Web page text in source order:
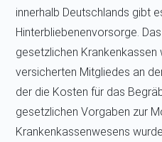
innerhalb Deutschlands gibt
Hinterbliebenenvorsorge.
gesetzlichen Krankenkassen
versicherten Mitgliedes an
der die Kosten für das
gesetzlichen Vorgaben zur
Krankenkassenwesens